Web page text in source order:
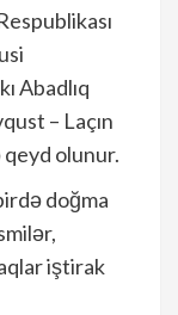
Abadlıq
– Laçın
olunur.
doğma
iştirak